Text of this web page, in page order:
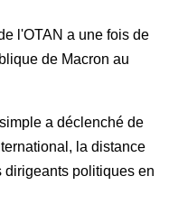
l'OTAN a une fois de
de Macron au
a déclenché de
la distance
dirigeants politiques en